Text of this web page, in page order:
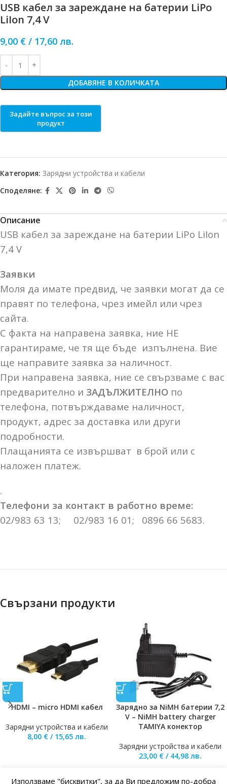
USB кабел за зареждане на батерии LiPo
LiIon 7,4 V
9,00 € / 17,60 лв.
ДОБАВЯНЕ В КОЛИЧКАТА
Категория: Зарядни устройства и кабели
Споделяне:
Описание
USB кабел за зареждане на батерии LiPo LiIon
7,4 V
Заявки
Моля да имате предвид, че заявки могат да се
правят по телефона, чрез имейл или чрез
сайта.
С факта на направена заявка, ние НЕ
гарантираме, че тя ще бъде изпълнена. Вие
ще направите заявка за наличност.
При направена заявка, ние се свързваме с вас
предварително и ЗАДЪЛЖИТЕЛНО по
телефона, потвърждаваме наличност,
продукт, адрес за доставка или други
подробности.
Плащанията се извършват в брой или с
наложен платеж.
.
Телефони за контакт в работно време:
02/983 63 13; 02/983 16 01; 0896 66 5683.
Свързани продукти
HDMI – micro HDMI кабел
Зарядни устройства и кабели
8,00 € / 15,65 лв.
Зарядно за NiMH батерии 7,2
V – NiMH battery charger
TAMIYA конектор
Зарядни устройства и кабели
23,00 € / 44,98 лв.
Използваме "бисквитки", за да Ви предложим по-добра